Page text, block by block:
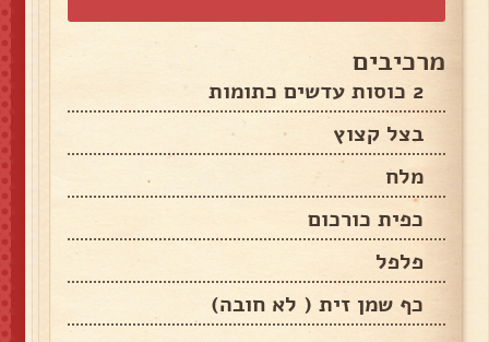
מרכיבים
2 כוסות עדשים כתומות
בצל קצוץ
מלח
כפית כורכום
פלפל
כף שמן זית ( לא חובה)